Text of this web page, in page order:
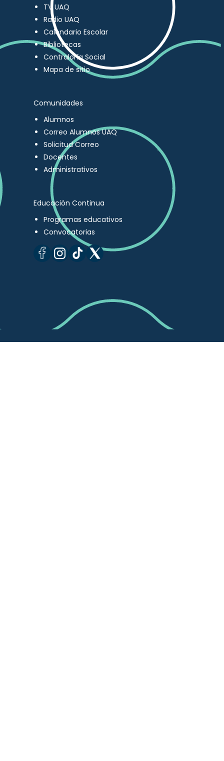
TV UAQ
Radio UAQ
Calendario Escolar
Bibliotecas
Contraloría Social
Mapa de sitio
Comunidades
Alumnos
Correo Alumnos UAQ
Solicitud Correo
Docentes
Administrativos
Educación Continua
Programas educativos
Convocatorias